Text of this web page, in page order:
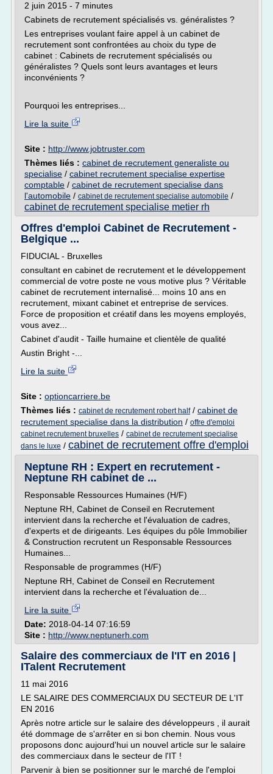
2 juin 2015 - 7 minutes
Cabinets de recrutement spécialisés vs. généralistes ?
Les entreprises voulant faire appel à un cabinet de
recrutement sont confrontées au choix du type de
cabinet : Cabinets de recrutement spécialisés ou
généralistes ? Quels sont leurs avantages et leurs
inconvénients ?
Pourquoi les entreprises...
Lire la suite
Site : http://www.jobtruster.com
Thèmes liés : cabinet de recrutement generaliste ou
specialise / cabinet recrutement specialise expertise
comptable / cabinet de recrutement specialise dans
l'automobile / cabinet de recrutement specialise automobile /
cabinet de recrutement specialise metier rh
Offres d'emploi Cabinet de Recrutement -
Belgique ...
FIDUCIAL - Bruxelles
consultant en cabinet de recrutement et le développement
commercial de votre poste ne vous motive plus ? Véritable
cabinet de recrutement internalisé... moins 10 ans en
recrutement, mixant cabinet et entreprise de services.
Force de proposition et créatif dans les moyens employés,
vous avez...
Cabinet d'audit - Taille humaine et clientèle de qualité
Austin Bright -...
Lire la suite
Site : optioncarriere.be
Thèmes liés : cabinet de recrutement robert half/ cabinet de
recrutement specialise dans la distribution / offre d'emploi
cabinet recrutement bruxelles / cabinet de recrutement specialise
dans le luxe / cabinet de recrutement offre d'emploi
Neptune RH : Expert en recrutement -
Neptune RH cabinet de ...
Responsable Ressources Humaines (H/F)
Neptune RH, Cabinet de Conseil en Recrutement
intervient dans la recherche et l'évaluation de cadres,
d'experts et de dirigeants. Les équipes du pôle Immobilier
& Construction recrutent un Responsable Ressources
Humaines...
Responsable de programmes (H/F)
Neptune RH, Cabinet de Conseil en Recrutement
intervient dans la recherche et l'évaluation de...
Lire la suite
Date: 2018-04-14 07:16:59
Site : http://www.neptunerh.com
Salaire des commerciaux de l'IT en 2016 |
ITalent Recrutement
11 mai 2016
LE SALAIRE DES COMMERCIAUX DU SECTEUR DE L'IT
EN 2016
Après notre article sur le salaire des développeurs , il aurait
été dommage de s'arrêter en si bon chemin. Nous vous
proposons donc aujourd'hui un nouvel article sur le salaire
des commerciaux dans le secteur de l'IT !
Parvenir à bien se positionner sur le marché de l'emploi